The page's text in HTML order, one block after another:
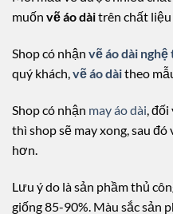
muốn vẽ áo dàitrên chất liệu
Shop có nhận vẽ áo dài
quý khách,vẽ áo dàitheo
Shop có nhận may áo dài, đối
thì shop sẽ may xong, sau
hơn.
Lưu ý do là sản phầm thủ
giống 85-90%. Màu sắc sản